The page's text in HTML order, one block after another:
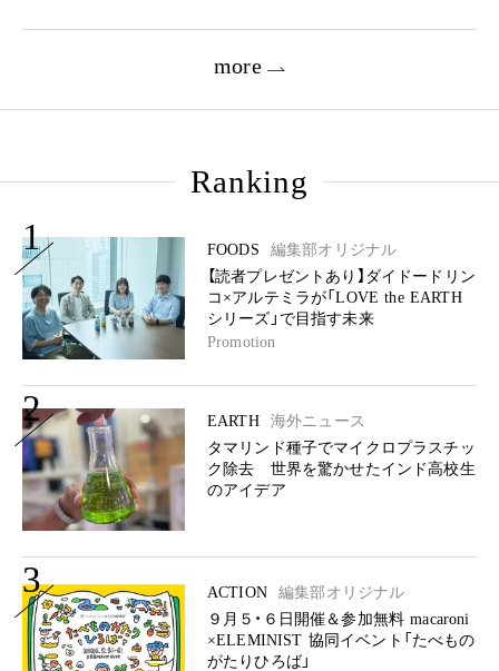
more
Ranking
1 FOODS
編集部オリジナル
【読者プレゼントあり】ダイドードリン
コ×アルテミラが「LOVE the EARTH
シリーズ」で目指す未来
Promotion
2 EARTH
海外ニュース
タマリンド種子でマイクロプラスチッ
ク除去 世界を驚かせたインド高校生
のアイデア
3 ACTION
編集部オリジナル
９月５・６日開催＆参加無料 macaroni
×ELEMINIST 協同イベント「たべもの
がたりひろば」